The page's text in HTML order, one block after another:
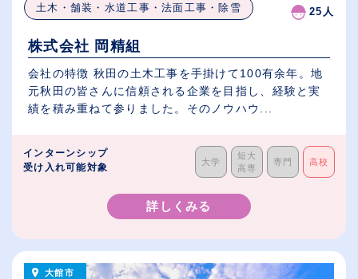
土木・舗装・水道工事・法面工事・除雪 25人
株式会社 岡精組
会社の特徴 秋田の土木工事を手掛けて100有余年。地
元秋田の皆さんに信頼される企業を目指し、経験と実
績を積み重ねて参りました。そのノウハウ...
インターンシップ
受け入れ可能対象
大学
短大
高専
専門 高校
詳しくみる
大館市